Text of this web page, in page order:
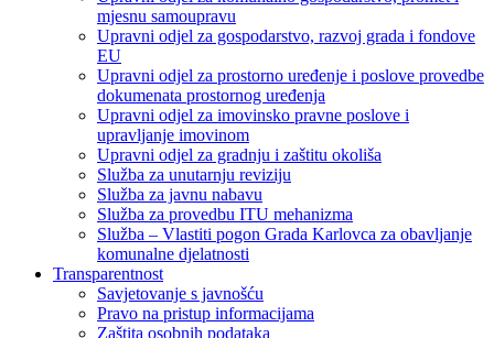
mjesnu samoupravu
Upravni odjel za gospodarstvo, razvoj grada i fondove
EU
Upravni odjel za prostorno uređenje i poslove provedbe
dokumenata prostornog uređenja
Upravni odjel za imovinsko pravne poslove i
upravljanje imovinom
Upravni odjel za gradnju i zaštitu okoliša
Služba za unutarnju reviziju
Služba za javnu nabavu
Služba za provedbu ITU mehanizma
Služba – Vlastiti pogon Grada Karlovca za obavljanje
komunalne djelatnosti
Transparentnost
Savjetovanje s javnošću
Pravo na pristup informacijama
Zaštita osobnih podataka